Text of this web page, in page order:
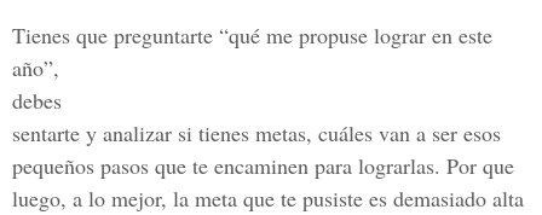
Tienes que preguntarte “qué me propuse lograr en este
año”,
debes
sentarte y analizar si tienes metas, cuáles van a ser esos
pequeños pasos que te encaminen para lograrlas. Por que
luego, a lo mejor, la meta que te pusiste es demasiado alta